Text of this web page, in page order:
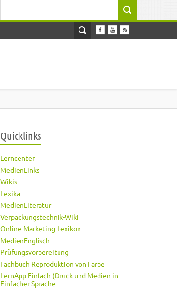
Quicklinks
Lerncenter
MedienLinks
Wikis
Lexika
MedienLiteratur
Verpackungstechnik-Wiki
Online-Marketing-Lexikon
MedienEnglisch
Prüfungsvorbereitung
Fachbuch Reproduktion von Farbe
LernApp Einfach (Druck und Medien in
Einfacher Sprache